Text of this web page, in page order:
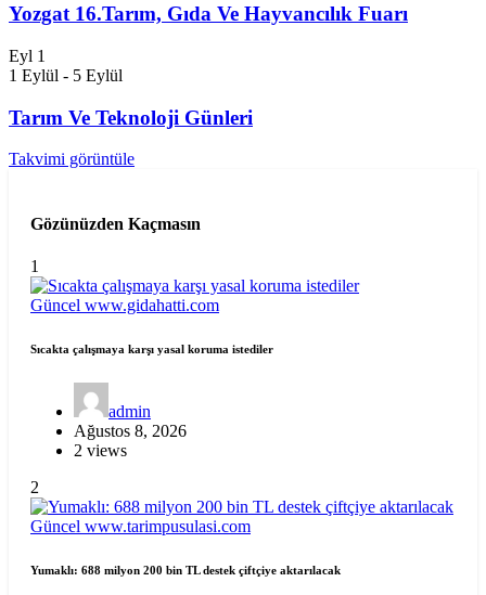
Yozgat 16.Tarım, Gıda Ve Hayvancılık Fuarı
Eyl 1
1 Eylül - 5 Eylül
Tarım Ve Teknoloji Günleri
Takvimi görüntüle
Gözünüzden Kaçmasın
1
Güncel www.gidahatti.com
Sıcakta çalışmaya karşı yasal koruma istediler
admin
Ağustos 8, 2026
2 views
2
Güncel www.tarimpusulasi.com
Yumaklı: 688 milyon 200 bin TL destek çiftçiye aktarılacak